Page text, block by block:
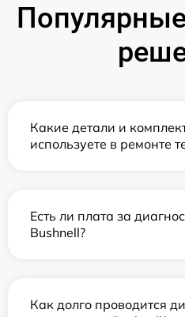
Какие детали и
используете в ремонте
Есть ли плата за
Bushnell?
Как долго проводится